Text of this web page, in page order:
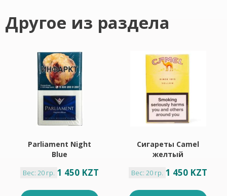
Другое из раздела
Parliament Night
Blue
Вес: 20 гр. 1 450 KZT
Сигареты Camel
желтый
Вес: 20 гр. 1 450 KZT